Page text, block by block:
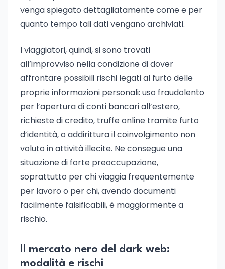
venga spiegato dettagliatamente come e per
quanto tempo tali dati vengano archiviati.
I viaggiatori, quindi, si sono trovati
all’improvviso nella condizione di dover
affrontare possibili rischi legati al furto delle
proprie informazioni personali: uso fraudolento
per l’apertura di conti bancari all’estero,
richieste di credito, truffe online tramite furto
d’identità, o addirittura il coinvolgimento non
voluto in attività illecite. Ne consegue una
situazione di forte preoccupazione,
soprattutto per chi viaggia frequentemente
per lavoro o per chi, avendo documenti
facilmente falsificabili, è maggiormente a
rischio.
Il mercato nero del dark web:
modalità e rischi